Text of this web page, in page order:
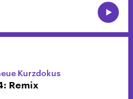
Kurzdokus
Remix